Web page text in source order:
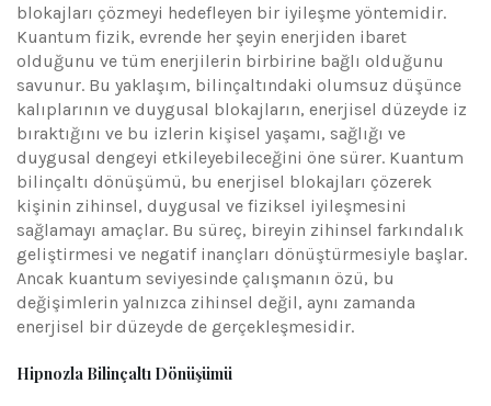
blokajları çözmeyi hedefleyen bir iyileşme yöntemidir.
Kuantum fizik, evrende her şeyin enerjiden ibaret
olduğunu ve tüm enerjilerin birbirine bağlı olduğunu
savunur. Bu yaklaşım, bilinçaltındaki olumsuz düşünce
kalıplarının ve duygusal blokajların, enerjisel düzeyde iz
bıraktığını ve bu izlerin kişisel yaşamı, sağlığı ve
duygusal dengeyi etkileyebileceğini öne sürer. Kuantum
bilinçaltı dönüşümü, bu enerjisel blokajları çözerek
kişinin zihinsel, duygusal ve fiziksel iyileşmesini
sağlamayı amaçlar. Bu süreç, bireyin zihinsel farkındalık
geliştirmesi ve negatif inançları dönüştürmesiyle başlar.
Ancak kuantum seviyesinde çalışmanın özü, bu
değişimlerin yalnızca zihinsel değil, aynı zamanda
enerjisel bir düzeyde de gerçekleşmesidir.
Hipnozla Bilinçaltı Dönüşümü